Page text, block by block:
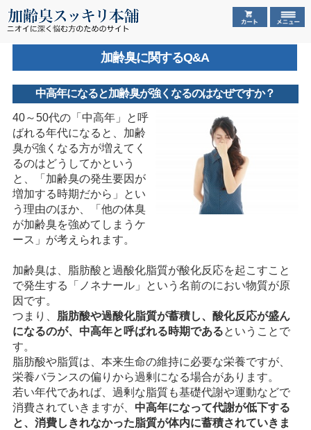
加齢臭に関するQ&A
中高年になると加齢臭が強くなるのはなぜですか？
40～50代の「中高年」と呼
ばれる年代になると、加齢
臭が強くなる方が増えてく
るのはどうしてかという
と、「加齢臭の発生要因が
増加する時期だから」とい
う理由のほか、「他の体臭
が加齢臭を強めてしまうケ
ース」が考えられます。
加齢臭は、脂肪酸と過酸化脂質が酸化反応を起こすこと
で発生する「ノネナール」という名前のにおい物質が原
因です。
つまり、 脂肪酸や過酸化脂質が蓄積し、酸化反応が盛ん
になるのが、中高年と呼ばれる時期であるということで
す。
脂肪酸や脂質は、本来生命の維持に必要な栄養ですが、
栄養バランスの偏りから過剰になる場合があります。
若い年代であれば、過剰な脂質も基礎代謝や運動などで
消費されていきますが、 中高年になって代謝が低下する
と、消費しきれなかった脂質が体内に蓄積されていきま